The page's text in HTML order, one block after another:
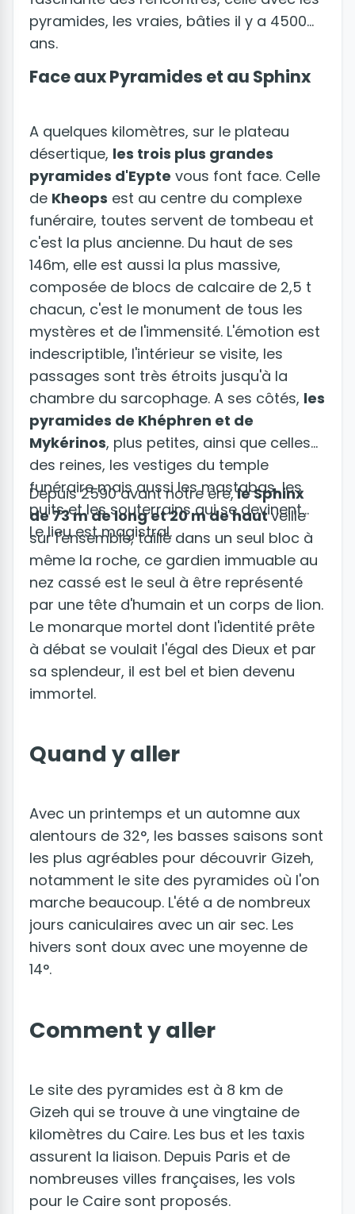
pyramides, les vraies, bâties il y a 4500
ans.
Face aux Pyramides et au Sphinx
A quelques kilomètres, sur le plateau
désertique, les trois plus grandes
pyramides d'Eypte vous font face. Celle
de Kheops est au centre du complexe
funéraire, toutes servent de tombeau et
c'est la plus ancienne. Du haut de ses
146m, elle est aussi la plus massive,
composée de blocs de calcaire de 2,5 t
chacun, c'est le monument de tous les
mystères et de l'immensité. L'émotion est
indescriptible, l'intérieur se visite, les
passages sont très étroits jusqu'à la
chambre du sarcophage. A ses côtés, les
pyramides de Khéphren et de
Mykérinos, plus petites, ainsi que celles
des reines, les vestiges du temple
funéraire mais aussi les mastabas, les
puits et les souterrains qui se devinent...
Le lieu est magistral.
Depuis 2590 avant notre ère,le Sphinx
de 73 m de long et 20 m de hautveille
sur l'ensemble, taillé dans un seul bloc à
même la roche, ce gardien immuable au
nez cassé est le seul à être représenté
par une tête d'humain et un corps de lion.
Le monarque mortel dont l'identité prête
à débat se voulait l'égal des Dieux et par
sa splendeur, il est bel et bien devenu
immortel.
Quand y aller
Avec un printemps et un automne aux
alentours de 32°, les basses saisons sont
les plus agréables pour découvrir Gizeh,
notamment le site des pyramides où l'on
marche beaucoup. L'été a de nombreux
jours caniculaires avec un air sec. Les
hivers sont doux avec une moyenne de
14°.
Comment y aller
Le site des pyramides est à 8 km de
Gizeh qui se trouve à une vingtaine de
kilomètres du Caire. Les bus et les taxis
assurent la liaison. Depuis Paris et de
nombreuses villes françaises, les vols
pour le Caire sont proposés.